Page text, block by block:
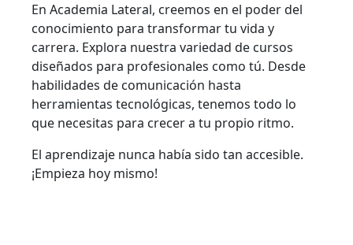
En Academia Lateral, creemos en el poder del
conocimiento para transformar tu vida y
carrera. Explora nuestra variedad de cursos
diseñados para profesionales como tú. Desde
habilidades de comunicación hasta
herramientas tecnológicas, tenemos todo lo
que necesitas para crecer a tu propio ritmo.
El aprendizaje nunca había sido tan accesible.
¡Empieza hoy mismo!